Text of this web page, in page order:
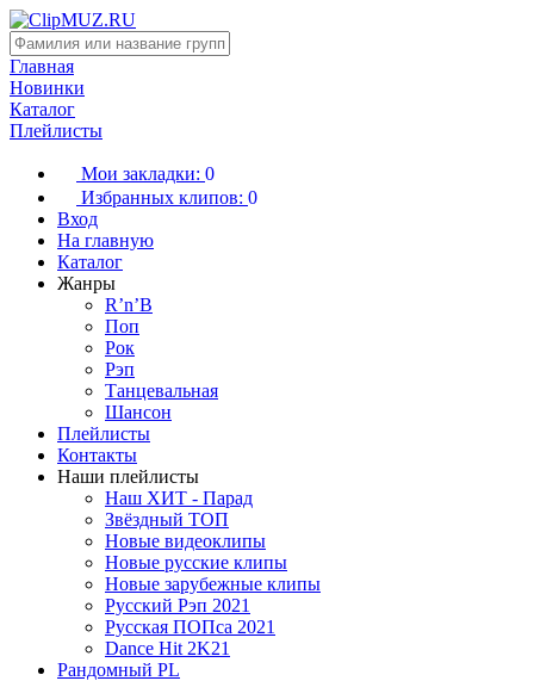
Главная
Новинки
Каталог
Плейлисты
Мои закладки: 0
Избранных клипов: 0
Вход
На главную
Каталог
Жанры
R’n’B
Поп
Рок
Рэп
Танцевальная
Шансон
Плейлисты
Контакты
Наши плейлисты
Наш ХИТ - Парад
Звёздный ТОП
Новые видеоклипы
Новые русские клипы
Новые зарубежные клипы
Русский Рэп 2021
Русская ПОПса 2021
Dance Hit 2K21
Рандомный PL